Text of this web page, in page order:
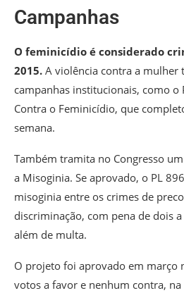
Campanhas
O feminicídio é considerado
2015. A violência contra a mulher
campanhas institucionais, como o
Contra o Feminicídio, que
semana.
Também tramita no Congresso
a Misoginia. Se aprovado, o PL
misoginia entre os crimes de
discriminação, com pena de dois
além de multa.
O projeto foi aprovado em março
votos a favor e nenhum contra,